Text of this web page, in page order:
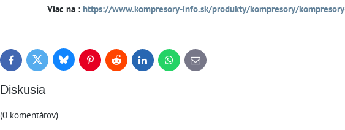
Viac na : https://www.kompresory-info.sk/produkty/kompresory/
FacebookTwitter BlueskyPinterestReddit LinkedInWhatsApp
E-
mail
Diskusia
(0 komentárov)